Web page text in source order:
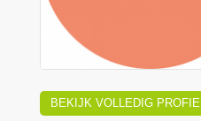
BEKIJK VOLLEDIG PROFIEL